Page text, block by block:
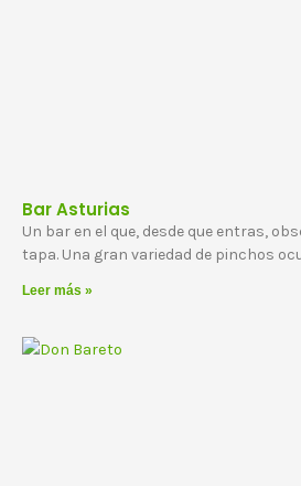
Bar Asturias
Un bar en el que, desde que entras,
tapa. Una gran variedad de pinchos
Leer más »